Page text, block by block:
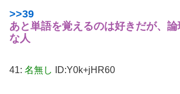
>>39
あと単語を覚えるのは好きだが、
な人
41: 名無し ID:Y0k+jHR60